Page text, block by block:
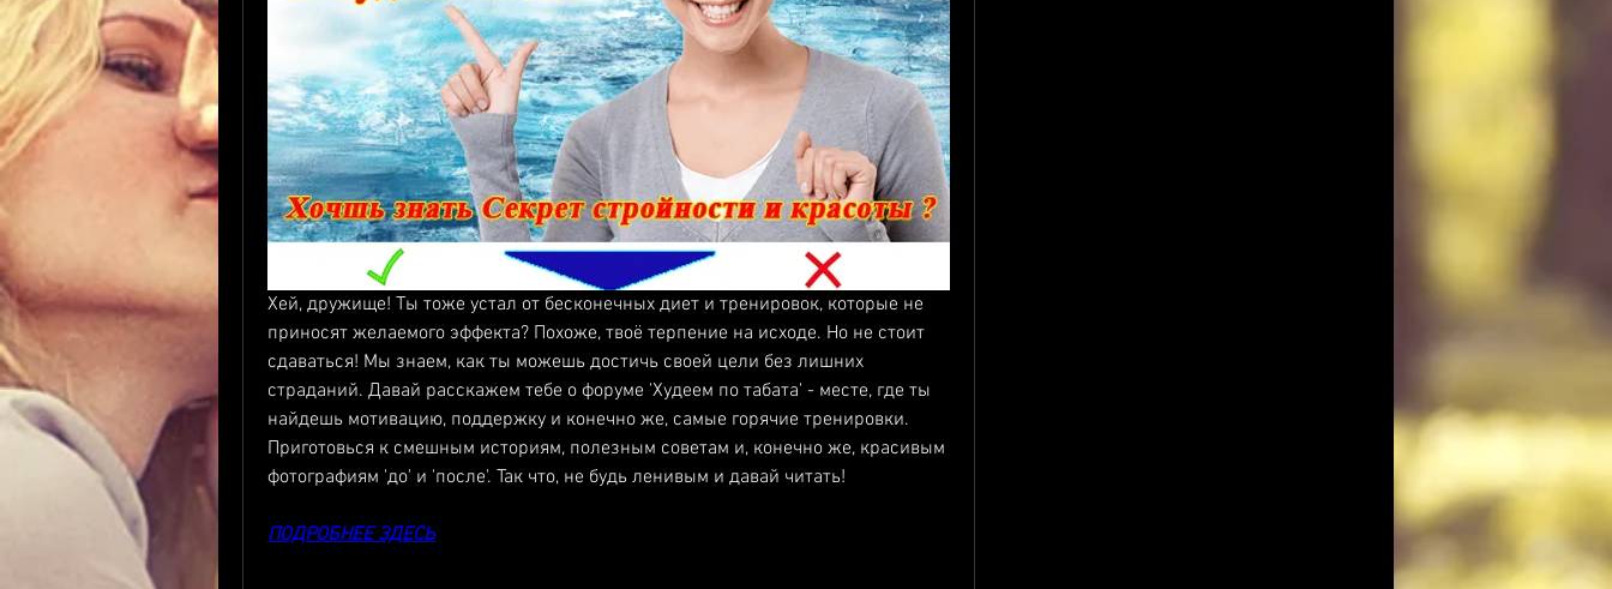
Хей, дружище! Ты тоже устал от бесконечных диет и тренировок, которые не
приносят желаемого эффекта? Похоже, твоё терпение на исходе. Но не стоит
сдаваться! Мы знаем, как ты можешь достичь своей цели без лишних
страданий. Давай расскажем тебе о форуме 'Худеем по табата' - месте, где ты
найдешь мотивацию, поддержку и конечно же, самые горячие тренировки.
Приготовься к смешным историям, полезным советам и, конечно же, красивым
фотографиям 'до' и 'после'. Так что, не будь ленивым и давай читать!
ПОДРОБНЕЕ ЗДЕСЬ